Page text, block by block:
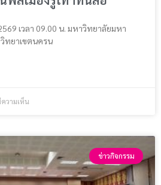
เวลา 09.00 น. มหาวิทยาลัยมหา
ทยาเขตนครน
ความเห็น
ข่าวกิจกรรม